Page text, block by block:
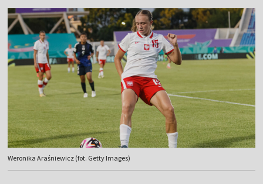
Weronika Araśniewicz (fot. Getty Images)